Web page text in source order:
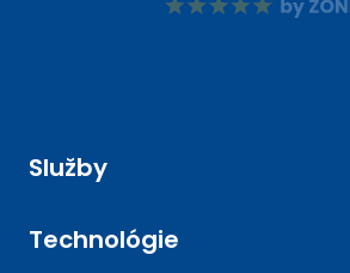
Služby
Technológie